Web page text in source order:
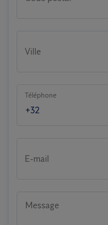
Ville
Téléphone
E-mail
Message